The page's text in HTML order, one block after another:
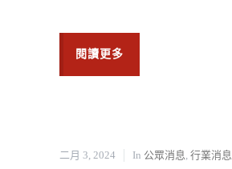
閱讀更多
二月 3, 2024 In 公眾消息, 行業消息